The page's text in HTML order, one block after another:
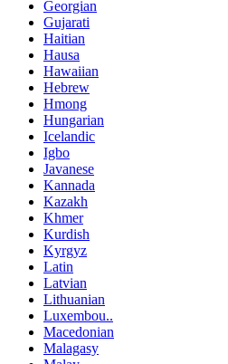
Georgian
Gujarati
Haitian
Hausa
Hawaiian
Hebrew
Hmong
Hungarian
Icelandic
Igbo
Javanese
Kannada
Kazakh
Khmer
Kurdish
Kyrgyz
Latin
Latvian
Lithuanian
Luxembou..
Macedonian
Malagasy